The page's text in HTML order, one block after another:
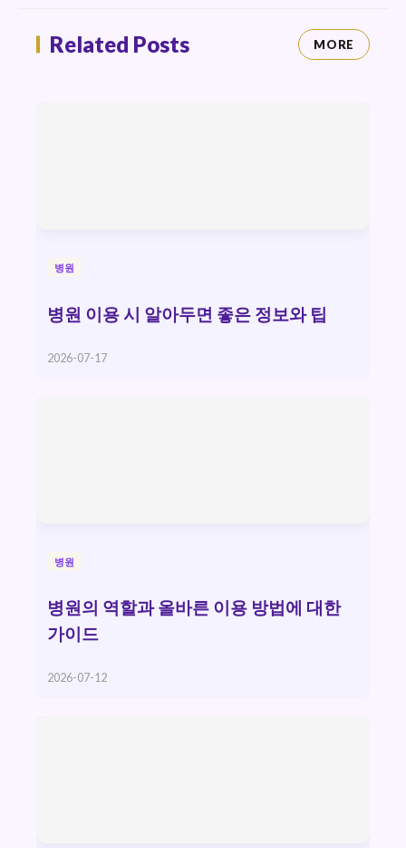
Related Posts MORE
병원
병원 이용 시 알아두면 좋은 정보와 팁
2026-07-17
병원
병원의 역할과 올바른 이용 방법에 대한
가이드
2026-07-12